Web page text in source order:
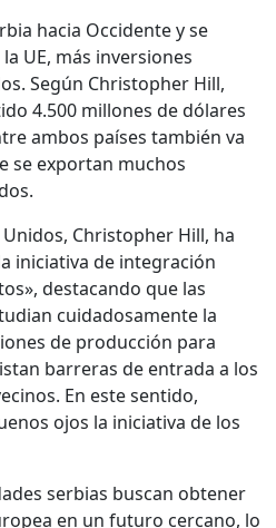
hacia Occidente y se
UE, más inversiones
Según Christopher Hill,
4.500 millones de dólares
ambos países también va
se exportan muchos
Christopher Hill, ha
iniciativa de integración
destacando que las
cuidadosamente la
de producción para
barreras de entrada a los
En este sentido,
ojos la iniciativa de los
serbias buscan obtener
en un futuro cercano, lo